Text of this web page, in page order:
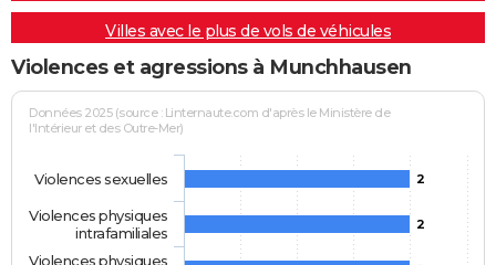
Villes avec le plus de vols de véhicules
Violences et agressions à Munchhausen
Données 2025 (source : Linternaute.com d'après le Ministère de
l'Intérieur et des Outre-Mer)
2
2
Violences sexuelles
Violences physiques
intrafamiliales
Violences physiques